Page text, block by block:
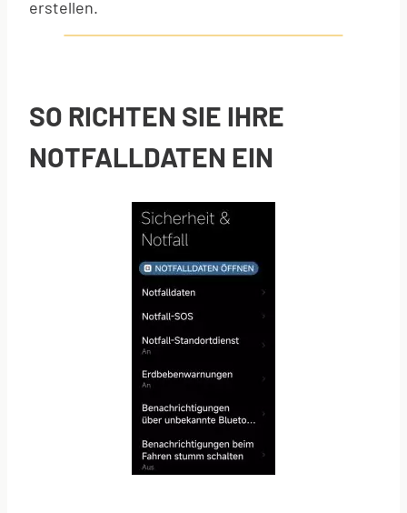
erstellen.
SO RICHTEN SIE IHRE
NOTFALLDATEN EIN